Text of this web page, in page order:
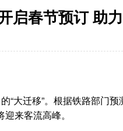
启春节预订 助
大迁移”。根据铁路部门预
来客流高峰。